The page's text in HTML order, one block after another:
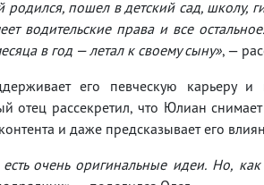
пошел в детский сад, школу,
водительские права и все
в год — летал к своему сыну», —
его певческую карьеру и
отец рассекретил, что Юлиан
и даже предсказывает его
очень оригинальные идеи. Но,